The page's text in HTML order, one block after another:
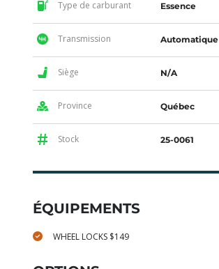
Type de carburant Essence
Transmission Automatique
Siège N/A
Province Québec
Stock 25-0061
ÉQUIPEMENTS
WHEEL LOCKS $149